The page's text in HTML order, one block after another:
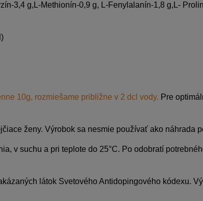
3,4 g,L-Methionín-0,9 g, L-Fenylalanín-1,8 g,L-
10g, rozmiešame približne v 2 dcl vody. Pre
ženy. Výrobok sa nesmie používať ako náhrada
v suchu a pri teplote do 25°C. Po odobratí
látok Svetového Antidopingového kódexu.